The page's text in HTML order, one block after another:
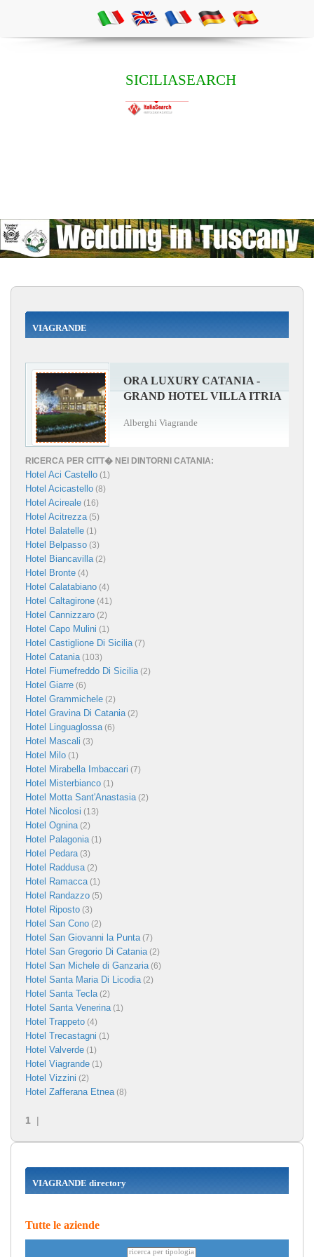
SICILIASEARCH
VIAGRANDE
ORA LUXURY CATANIA -
GRAND HOTEL VILLA ITRIA
Alberghi Viagrande
RICERCA PER CITT� NEI DINTORNI CATANIA:
Hotel Aci Castello (1)
Hotel Acicastello (8)
Hotel Acireale (16)
Hotel Acitrezza(5)
Hotel Balatelle (1)
Hotel Belpasso (3)
Hotel Biancavilla(2)
Hotel Bronte (4)
Hotel Calatabiano (4)
Hotel Caltagirone (41)
Hotel Cannizzaro (2)
Hotel Capo Mulini (1)
Hotel Castiglione Di Sicilia(7)
Hotel Catania(103)
Hotel Fiumefreddo Di Sicilia(2)
Hotel Giarre (6)
Hotel Grammichele (2)
Hotel Gravina Di Catania(2)
Hotel Linguaglossa(6)
Hotel Mascali (3)
Hotel Milo (1)
Hotel Mirabella Imbaccari (7)
Hotel Misterbianco (1)
Hotel Motta Sant'Anastasia(2)
Hotel Nicolosi (13)
Hotel Ognina(2)
Hotel Palagonia(1)
Hotel Pedara(3)
Hotel Raddusa(2)
Hotel Ramacca(1)
Hotel Randazzo (5)
Hotel Riposto (3)
Hotel San Cono (2)
Hotel San Giovanni la Punta(7)
Hotel San Gregorio Di Catania(2)
Hotel San Michele di Ganzaria(6)
Hotel Santa Maria Di Licodia(2)
Hotel Santa Tecla(2)
Hotel Santa Venerina(1)
Hotel Trappeto (4)
Hotel Trecastagni (1)
Hotel Valverde (1)
Hotel Viagrande (1)
Hotel Vizzini (2)
Hotel Zafferana Etnea(8)
1 |
VIAGRANDE directory
Tutte le aziende